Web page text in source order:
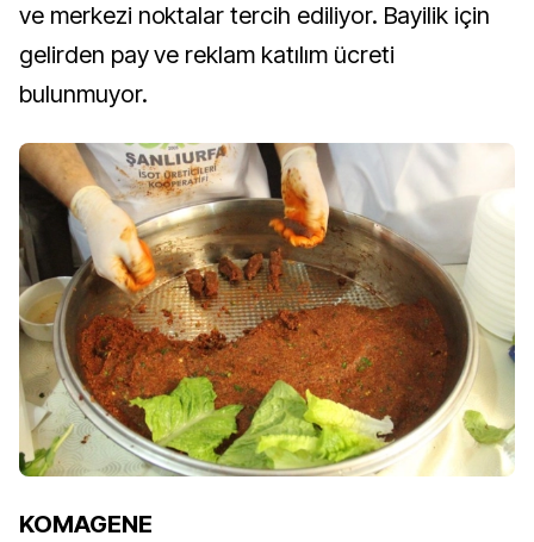
ve merkezi noktalar tercih ediliyor. Bayilik için
gelirden pay ve reklam katılım ücreti
bulunmuyor.
KOMAGENE